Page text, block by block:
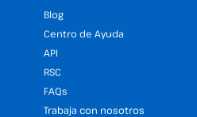
Blog
Centro de Ayuda
API
RSC
FAQs
Trabaja con nosotros